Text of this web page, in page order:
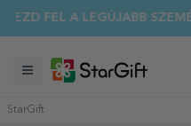
FEL A LEGÚJABB
StarGift